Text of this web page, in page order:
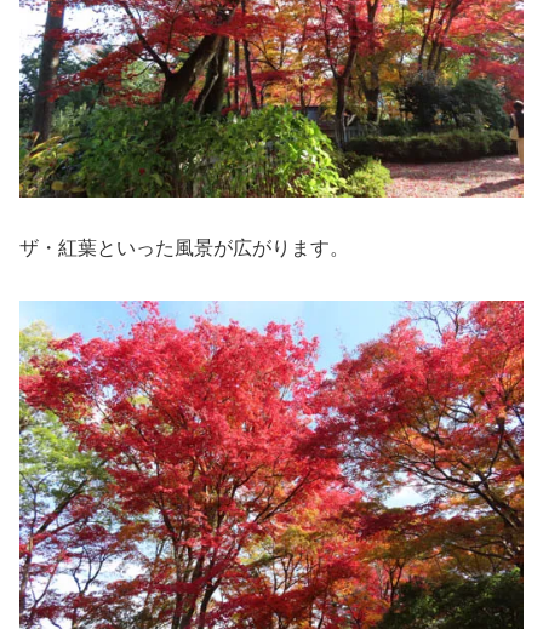
ザ・紅葉といった風景が広がります。